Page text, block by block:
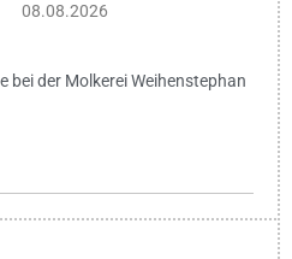
08.08.2026
bei der Molkerei Weihenstephan